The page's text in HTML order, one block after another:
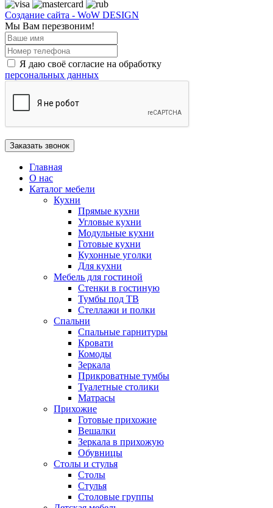
Создание сайта - WoW DESIGN
Мы Вам перезвоним!
Я даю своё согласие на обработку
персональных данных
Главная
О нас
Каталог мебели
Кухни
Прямые кухни
Угловые кухни
Модульные кухни
Готовые кухни
Кухонные уголки
Для кухни
Мебель для гостиной
Стенки в гостиную
Тумбы под ТВ
Стеллажи и полки
Спальни
Спальные гарнитуры
Кровати
Комоды
Зеркала
Прикроватные тумбы
Туалетные столики
Матрасы
Прихожие
Готовые прихожие
Вешалки
Зеркала в прихожую
Обувницы
Столы и стулья
Столы
Стулья
Столовые группы